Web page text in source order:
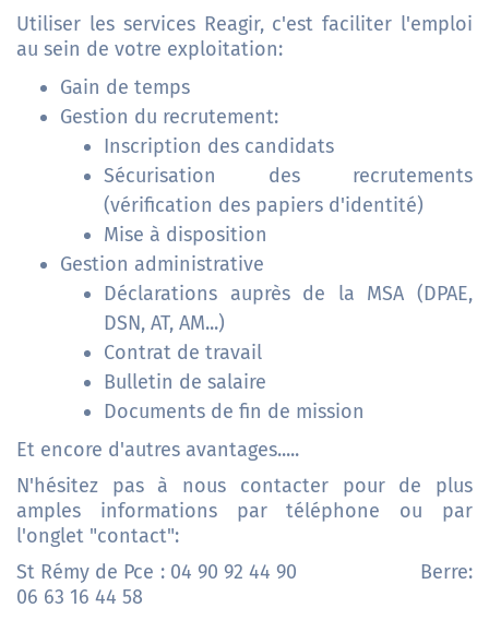
Utiliser les services Reagir, c'est faciliter l'emploi
au sein de votre exploitation:
Gain de temps
Gestion du recrutement:
Inscription des candidats
Sécurisation des recrutements
(vérification des papiers d'identité)
Mise à disposition
Gestion administrative
Déclarations auprès de la MSA (DPAE,
DSN, AT, AM...)
Contrat de travail
Bulletin de salaire
Documents de fin de mission
Et encore d'autres avantages.....
N'hésitez pas à nous contacter pour de plus
amples informations par téléphone ou par
l'onglet "contact":
St Rémy de Pce : 04 90 92 44 90 Berre:
06 63 16 44 58